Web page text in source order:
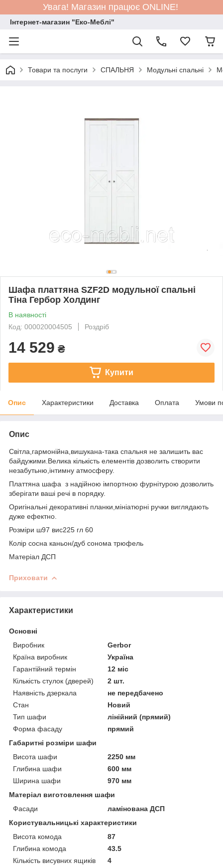
Увага! Магазин працює ONLINE!
Інтернет-магазин "Еко-Меблі"
Товари та послуги СПАЛЬНЯ Модульні спальні
Шафа платтяна SZF2D модульної спальні
Тіна Гербор Холдинг
В наявності
Код: 000020004505
Роздріб
14 529 ₴
Купити
Опис Характеристики Доставка Оплата Умови
Опис
Світла,гармонійна,вишукана-така спальня не залишить вас
байдужими.Велика кількість елементів дозволить створити
незабутьню,інтимну атмосферу.
Платтяна шафа з надійною імпортною фурнітурою дозволить
зберігати ваші речі в порядку.
Оригінальні декоративні планки,мініатюрні ручки виглядають
дуже ефектно.
Розміри ш97 вис225 гл 60
Колір сосна каньон/дуб сонома трюфель
Матеріал ДСП
Приховати
Характеристики
Основні
Виробник
Gerbor
Країна виробник
Україна
Гарантійний термін
12 міс
Кількість стулок (дверей)
2 шт.
Наявність дзеркала
не передбачено
Стан
Новий
Тип шафи
лінійний (прямий)
Форма фасаду
прямий
Габаритні розміри шафи
Висота шафи
2250 мм
Глибина шафи
600 мм
Ширина шафи
970 мм
Матеріал виготовлення шафи
Фасади
ламінована ДСП
Користувальницькі характеристики
Висота комода
87
Глибина комода
43.5
Кількість висувних ящиків
4